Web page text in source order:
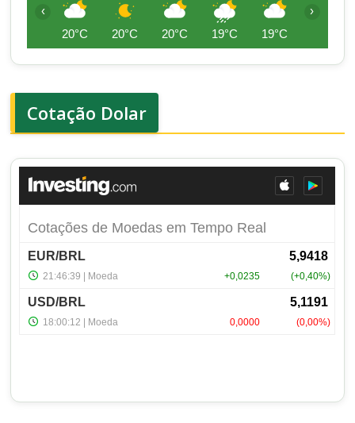
20°C 20°C 20°C 19°C 19°C
‹ ›
Cotação Dolar